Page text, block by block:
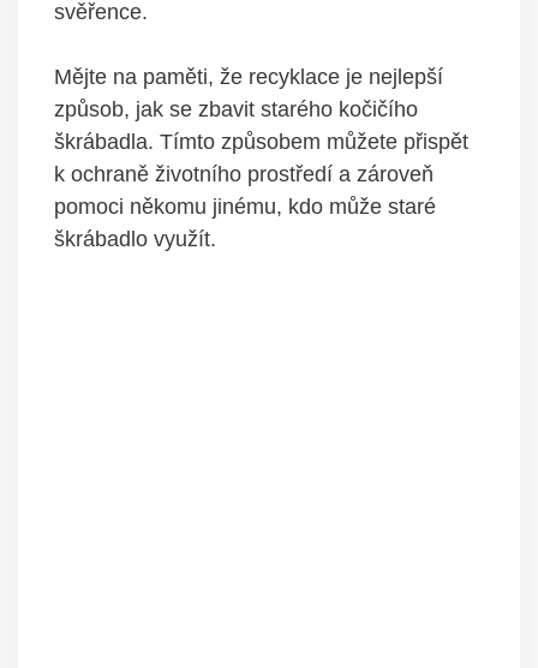
svěřence.
Mějte na paměti, že recyklace je nejlepší
způsob, jak se zbavit starého kočičího
škrábadla. Tímto způsobem můžete přispět
k ochraně životního prostředí a zároveň
pomoci někomu jinému, kdo může staré
škrábadlo využít.